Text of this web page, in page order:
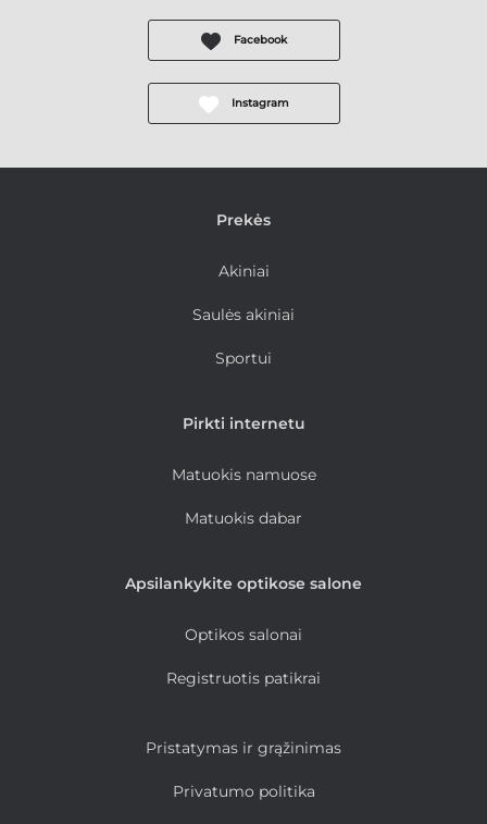
Facebook
Instagram
Prekės
Akiniai
Saulės akiniai
Sportui
Pirkti internetu
Matuokis namuose
Matuokis dabar
Apsilankykite optikose salone
Optikos salonai
Registruotis patikrai
Pristatymas ir grąžinimas
Privatumo politika